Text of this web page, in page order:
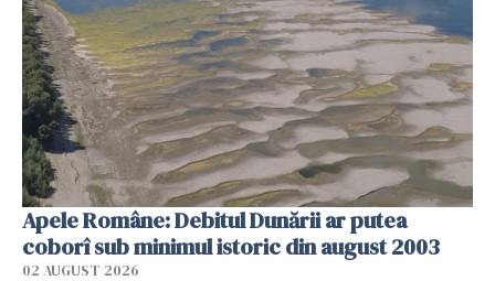
Apele Române: Debitul Dunării ar putea
coborî sub minimul istoric din august 2003
02 AUGUST 2026